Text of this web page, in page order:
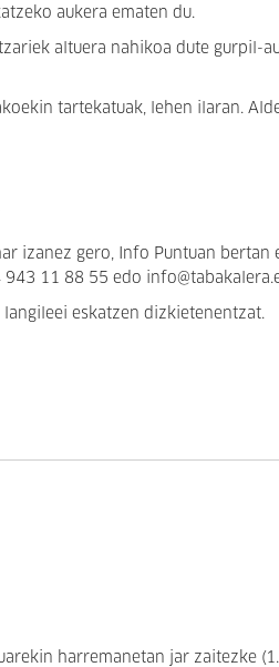
aukera ematen du.
altuera nahikoa dute gurpil-
tartekatuak, lehen ilaran.
izanez gero, Info Puntuan bertan
943 11 88 55 edo
eskatzen dizkietenentzat.
harremanetan jar zaitezke